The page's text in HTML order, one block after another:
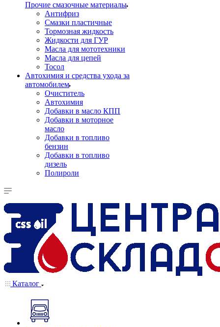
Прочие смазочные материалы
Антифриз
Смазки пластичные
Тормозная жидкость
Жидкости для ГУР
Масла для мототехники
Масла для цепей
Тосол
Автохимия и средства ухода за
автомобилем
Очиститель
Автохимия
Добавки в масло КПП
Добавки в моторное
масло
Добавки в топливо
бензин
Добавки в топливо
дизель
Полироли
Каталог